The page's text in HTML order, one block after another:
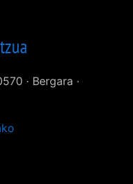
· Bergara ·